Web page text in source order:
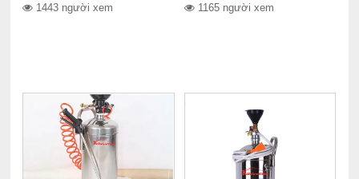
1443 người xem 1165 người xem